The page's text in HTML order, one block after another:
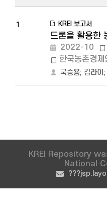
1 KREI 보고서
드론을 활용한
2022-10
한국농촌경제
국승용; 김라이 ;
KREI Repository
National